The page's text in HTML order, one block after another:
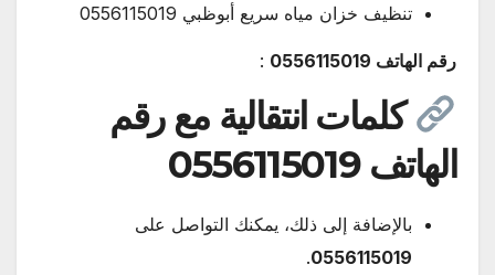
تنظيف خزان مياه سريع أبوظبي 0556115019
رقم الهاتف 0556115019 :
كلمات انتقالية مع رقم
الهاتف 0556115019
بالإضافة إلى ذلك، يمكنك التواصل على
0556115019
.